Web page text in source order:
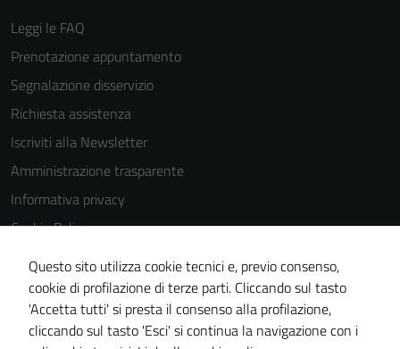
Leggi le FAQ
Prenotazione appuntamento
Segnalazione disservizio
Richiesta assistenza
Iscriviti alla Newsletter
Amministrazione trasparente
Informativa privacy
Cookie Policy
Media policy
Note legali
Dichiarazione di accessibilità
Piano di miglioramento del sito
Questo sito utilizza cookie tecnici e, previo consenso,
cookie di profilazione di terze parti. Cliccando sul tasto
'Accetta tutti' si presta il consenso alla profilazione,
cliccando sul tasto 'Esci' si continua la navigazione con i